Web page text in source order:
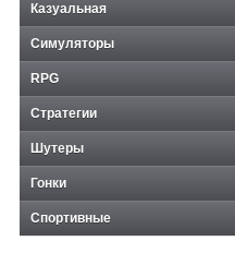
Казуальная
Симуляторы
RPG
Стратегии
Шутеры
Гонки
Спортивные